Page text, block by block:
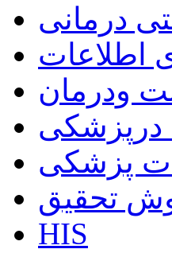
درمانی
اطلاعات
ودرمان
درپزشکی
پزشکی
تحقیق
HIS